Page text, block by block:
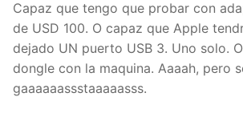
Capaz que tengo que probar con
de USD 100. O capaz que Apple
dejado UN puerto USB 3. Uno solo.
dongle con la maquina. Aaaah, pero
gaaaaaassstaaaaasss.